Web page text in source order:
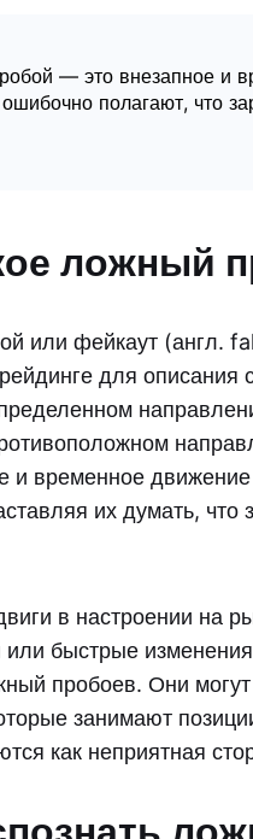
— это внезапное и
полагают, что
ложный
или фейкаут (англ.
для описания
и временное
их думать,
в настроении на
или быстрые
пробоев. Они
занимают
как неприятная